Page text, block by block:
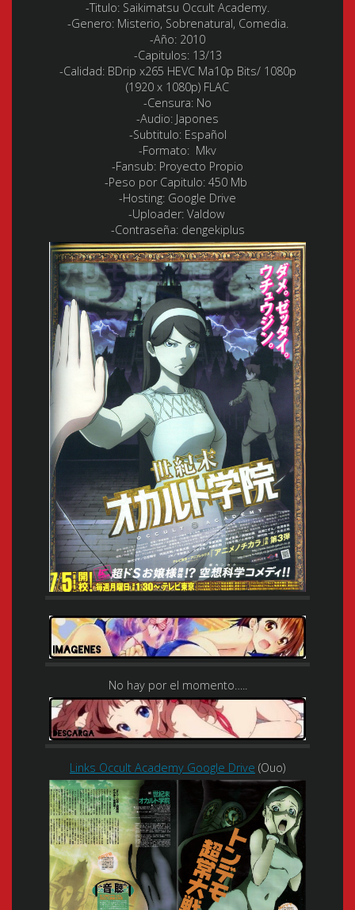
-Titulo: Saikimatsu Occult Academy.
-Genero:Misterio, Sobrenatural, Comedia.
-Año: 2010
-Capitulos: 13/13
-Calidad:BDrip x265 HEVC Ma10p Bits/ 1080p
(1920 x 1080p) FLAC
-Censura: No
-Audio: Japones
-Subtitulo:Español
-Formato: Mkv
-Fansub: Proyecto Propio
-Peso por Capitulo: 450 Mb
-Hosting: Google Drive
-Uploader: Valdow
-Contraseña: dengekiplus
No hay por el momento…..
Links Occult Academy Google Drive (Ouo)